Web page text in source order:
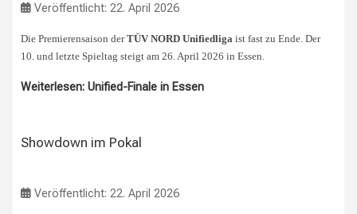
Veröffentlicht: 22. April 2026
Die Premierensaison derTÜV NORD Unifiedliga ist fast zu Ende. Der
10. und letzte Spieltag steigt am 26. April 2026 in Essen.
Weiterlesen: Unified-Finale in Essen
Showdown im Pokal
Veröffentlicht: 22. April 2026